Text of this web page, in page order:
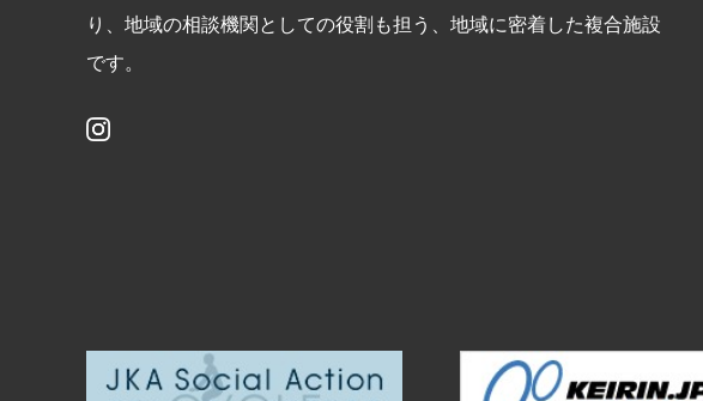
り、地域の相談機関としての役割も担う、地域に密着した複合施設
です。